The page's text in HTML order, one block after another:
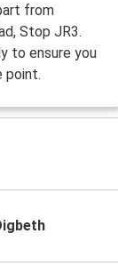
from
Stop JR3.
to ensure you
point.